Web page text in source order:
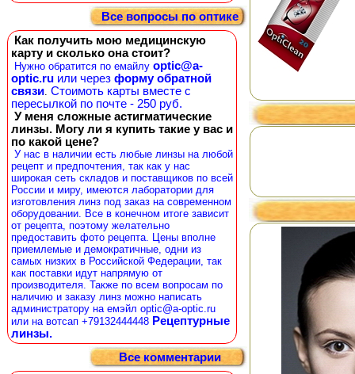
Все вопросы по оптике
Как получить мою медицинскую
карту и сколько она стоит?
Нужно обратится по емайлу optic@a-
optic.ru или через форму обратной
связи. Стоимоть карты вместе с
пересылкой по почте - 250 руб.
У меня сложные астигматические
линзы. Могу ли я купить такие у вас и
по какой цене?
У нас в наличии есть любые линзы на любой
рецепт и предпочтения, так как у нас
широкая сеть складов и поставщиков по всей
России и миру, имеются лаборатории для
изготовления линз под заказ на современном
оборудовании. Все в конечном итоге зависит
от рецепта, поэтому желательно
предоставить фото рецепта. Цены вполне
приемлемые и демократичные, одни из
самых низких в Российской Федерации, так
как поставки идут напрямую от
производителя. Также по всем вопросам по
наличию и заказу линз можно написать
администратору на емэйл optic@a-optic.ru
или на вотсап +79132444448 Рецептурные
линзы.
Все комментарии